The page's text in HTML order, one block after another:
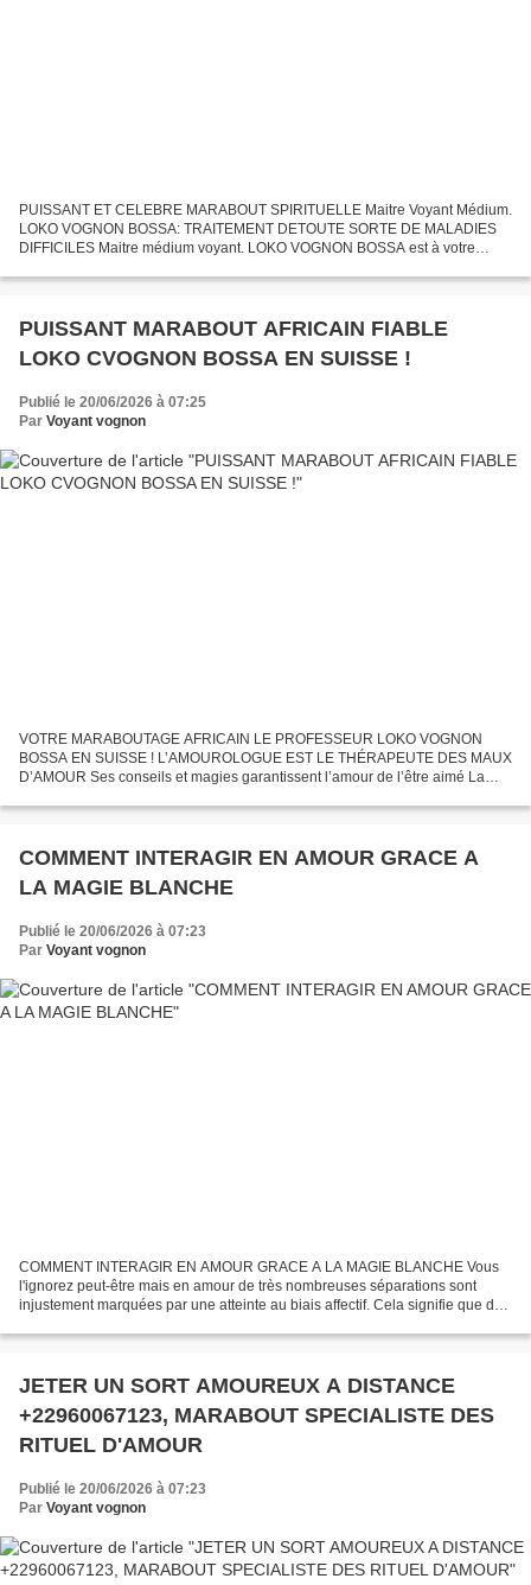
PUISSANT ET CELEBRE MARABOUT SPIRITUELLE Maitre Voyant Médium.
LOKO VOGNON BOSSA: TRAITEMENT DETOUTE SORTE DE MALADIES
DIFFICILES Maitre médium voyant. LOKO VOGNON BOSSA est à votre
PUISSANT MARABOUT AFRICAIN FIABLE
LOKO CVOGNON BOSSA EN SUISSE !
Publié le 20/06/2026 à 07:25
Par Voyant vognon
VOTRE MARABOUTAGE AFRICAIN LE PROFESSEUR LOKO VOGNON
BOSSA EN SUISSE ! L’AMOUROLOGUE EST LE THÉRAPEUTE DES MAUX
D’AMOUR Ses conseils et magies garantissent l’amour de l’être aimé La
COMMENT INTERAGIR EN AMOUR GRACE A
LA MAGIE BLANCHE
Publié le 20/06/2026 à 07:23
Par Voyant vognon
COMMENT INTERAGIR EN AMOUR GRACE A LA MAGIE BLANCHE Vous
l'ignorez peut-être mais en amour de très nombreuses séparations sont
injustement marquées par une atteinte au biais affectif. Cela signifie que de
JETER UN SORT AMOUREUX A DISTANCE
+22960067123, MARABOUT SPECIALISTE DES
RITUEL D'AMOUR
Publié le 20/06/2026 à 07:23
Par Voyant vognon